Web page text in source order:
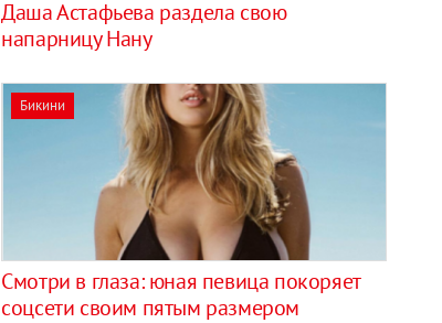
Даша Астафьева раздела свою
напарницу Нану
Бикини
Смотри в глаза: юная певица покоряет
соцсети своим пятым размером